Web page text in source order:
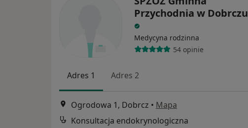
Przychodnia w Dobrczu
Medycyna rodzinna
54 opinie
Adres 1 Adres 2
Ogrodowa 1, Dobrcz • Mapa
Konsultacja endokrynologiczna